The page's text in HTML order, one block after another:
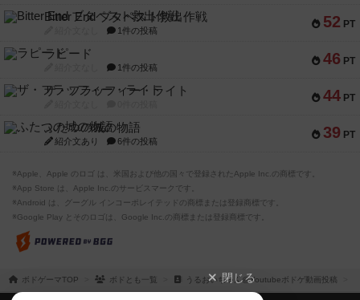
52 PT
Bitter End ブタペスト救出作戦
1件の投稿
46 PT
ラピード
1件の投稿
44 PT
ザ・フラッフィー・ライト
39 PT
ふたつの城の物語
紹介文あり 6件の投稿
※Apple、Apple のロゴ は、米国および他の国々で登録されたApple Inc.の商標です。
※App Store は、Apple Inc.のサービスマークです。
※Android は、グーグル インコーポレイテッドの商標または登録商標です。
※Google Play とそのロゴは、Google Inc.の商標または登録商標です。
ボドゲーマTOP ボドとも一覧 うるおいちゃん@Youtubeボドゲ動画投稿
閉じる